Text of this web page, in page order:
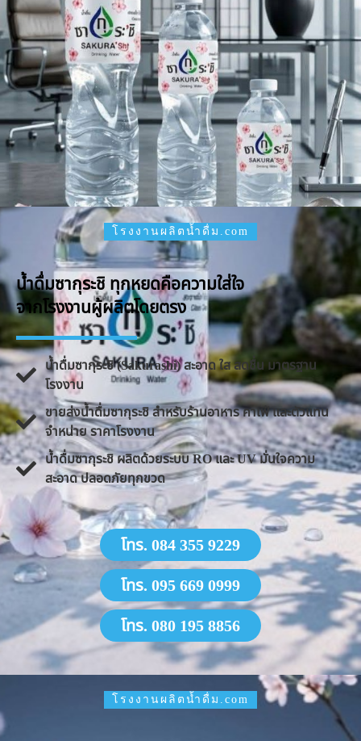
โรงงานผลิตน้ำดื่ม.com
น้ำดื่มซากุระชิ ทุกหยดคือความใส่ใจ
จากโรงงานผู้ผลิตโดยตรง
น้ำดื่มซากุระชิ (Sakurashi) สะอาด ใส สดชื่น มาตรฐาน
โรงงาน
ขายส่งน้ำดื่มซากุระชิ สำหรับร้านอาหาร คาเฟ่ และตัวแทน
จำหน่าย ราคาโรงงาน
น้ำดื่มซากุระชิ ผลิตด้วยระบบ RO และ UV มั่นใจความ
สะอาด ปลอดภัยทุกขวด
โทร. 084 355 9229
โทร. 095 669 0999
โทร. 080 195 8856
โรงงานผลิตน้ำดื่ม.com